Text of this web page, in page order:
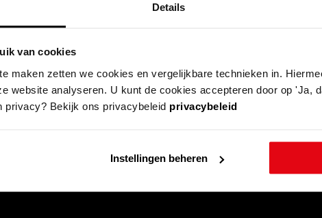
Details
van cookies
maken zetten we cookies en vergelijkbare technieken in.
website analyseren. U kunt de cookies accepteren door op 'Ja,
privacy? Bekijk ons privacybeleid privacybeleid
Instellingen beheren